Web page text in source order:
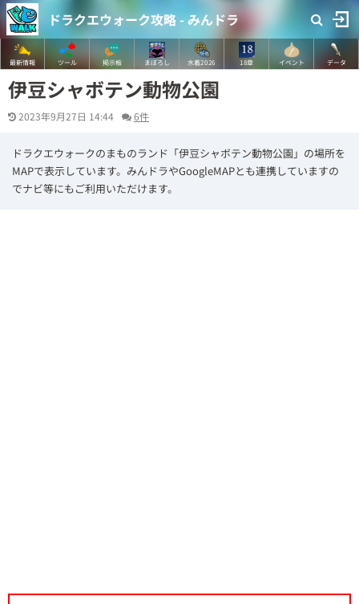
ドラクエウォーク攻略 - みんドラ
最新情報 ツール 掲示板 まぼろし 水着2026 18章 イベント データ
伊豆シャボテン動物公園
2023年9月27日 14:44 6件
ドラクエウォークのまものランド「伊豆シャボテン動物公園」の場所を
MAPで表示しています。みんドラやGoogleMAPとも連携していますの
でナビ等にもご利用いただけます。